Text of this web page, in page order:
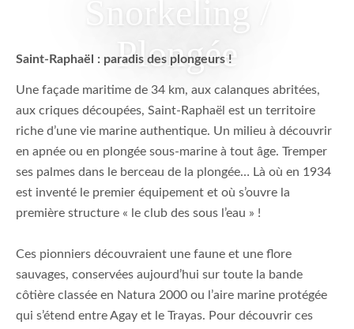
Snorkeling /
Plongée
Saint-Raphaël : paradis des plongeurs !
Une façade maritime de 34 km, aux calanques abritées,
aux criques découpées, Saint-Raphaël est un territoire
riche d’une vie marine authentique. Un milieu à découvrir
en apnée ou en plongée sous-marine à tout âge. Tremper
ses palmes dans le berceau de la plongée… Là où en 1934
est inventé le premier équipement et où s’ouvre la
première structure « le club des sous l’eau » !
Ces pionniers découvraient une faune et une flore
sauvages, conservées aujourd’hui sur toute la bande
côtière classée en Natura 2000 ou l’aire marine protégée
qui s’étend entre Agay et le Trayas. Pour découvrir ces